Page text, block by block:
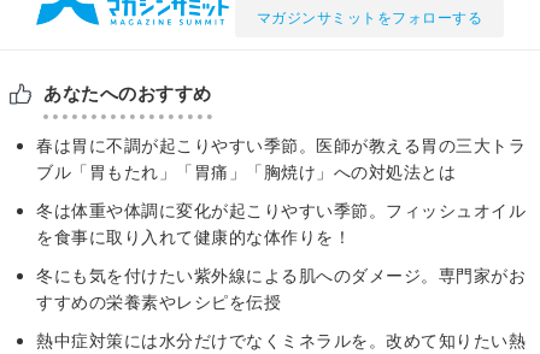
マガジンサミットをフォローする
あなたへのおすすめ
春は胃に不調が起こりやすい季節。医師が教える胃の三大トラ
ブル「胃もたれ」「胃痛」「胸焼け」への対処法とは
冬は体重や体調に変化が起こりやすい季節。フィッシュオイル
を食事に取り入れて健康的な体作りを！
冬にも気を付けたい紫外線による肌へのダメージ。専門家がお
すすめの栄養素やレシピを伝授
熱中症対策には水分だけでなくミネラルを。改めて知りたい熱